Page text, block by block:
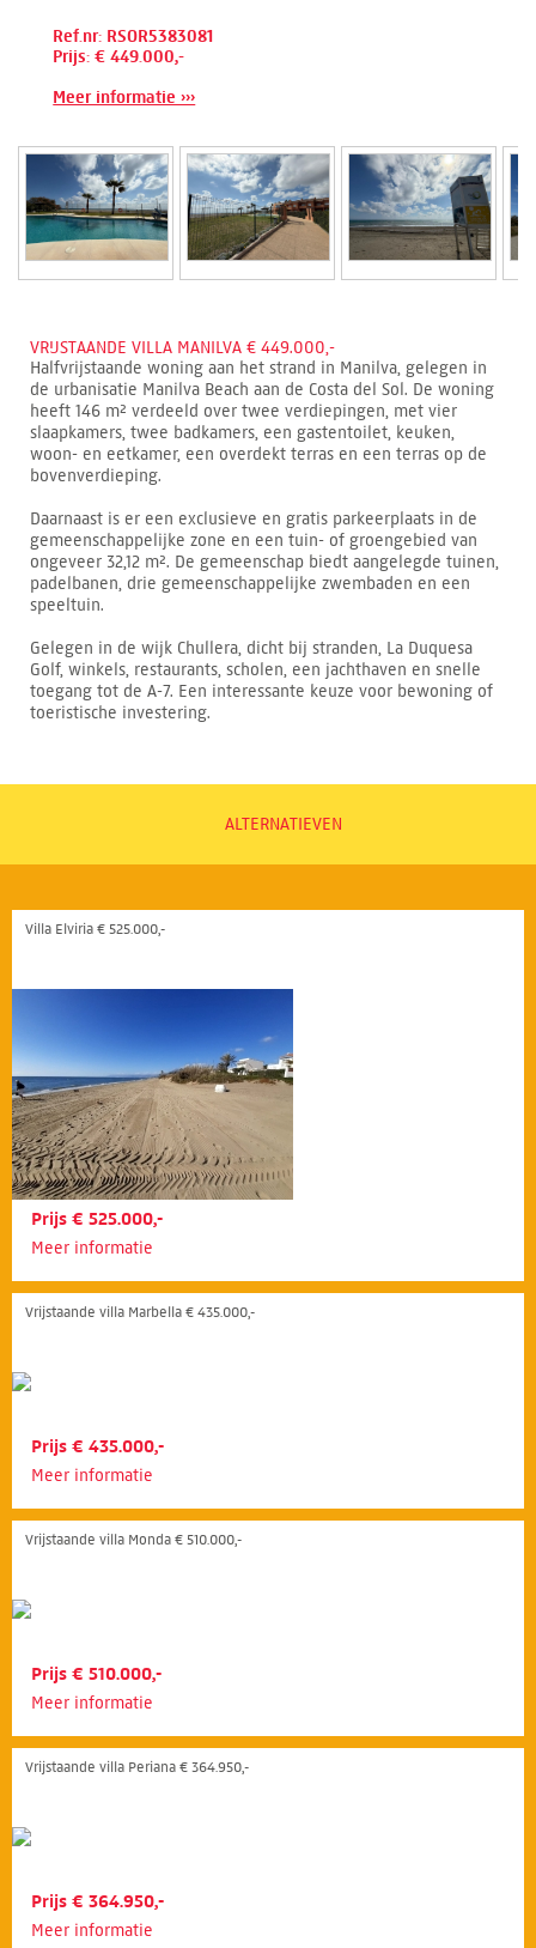
Ref.nr: RSOR5383081
Prijs: € 449.000,-
Meer informatie ›››
VRIJSTAANDE VILLA MANILVA € 449.000,-
Halfvrijstaande woning aan het strand in Manilva, gelegen in
de urbanisatie Manilva Beach aan de Costa del Sol. De woning
heeft 146 m² verdeeld over twee verdiepingen, met vier
slaapkamers, twee badkamers, een gastentoilet, keuken,
woon- en eetkamer, een overdekt terras en een terras op de
bovenverdieping.
Daarnaast is er een exclusieve en gratis parkeerplaats in de
gemeenschappelijke zone en een tuin- of groengebied van
ongeveer 32,12 m². De gemeenschap biedt aangelegde tuinen,
padelbanen, drie gemeenschappelijke zwembaden en een
speeltuin.
Gelegen in de wijk Chullera, dicht bij stranden, La Duquesa
Golf, winkels, restaurants, scholen, een jachthaven en snelle
toegang tot de A-7. Een interessante keuze voor bewoning of
toeristische investering.
ALTERNATIEVEN
Villa Elviria € 525.000,-
Prijs € 525.000,-
Meer informatie
Vrijstaande villa Marbella € 435.000,-
Prijs € 435.000,-
Meer informatie
Vrijstaande villa Monda € 510.000,-
Prijs € 510.000,-
Meer informatie
Vrijstaande villa Periana € 364.950,-
Prijs € 364.950,-
Meer informatie